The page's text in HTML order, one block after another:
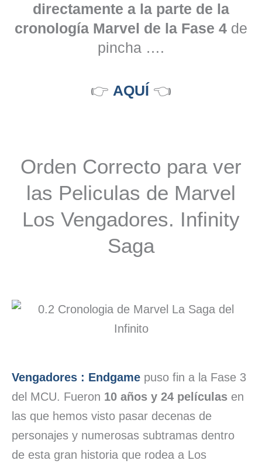
directamente a la parte de la
cronología Marvel de la Fase 4 de
pincha ….
👉 AQUÍ 👈
Orden Correcto para ver
las Peliculas de Marvel
Los Vengadores. Infinity
Saga
Vengadores : Endgame puso fin a la Fase 3
del MCU. Fueron 10 años y 24 películas en
las que hemos visto pasar decenas de
personajes y numerosas subtramas dentro
de esta gran historia que rodea a Los